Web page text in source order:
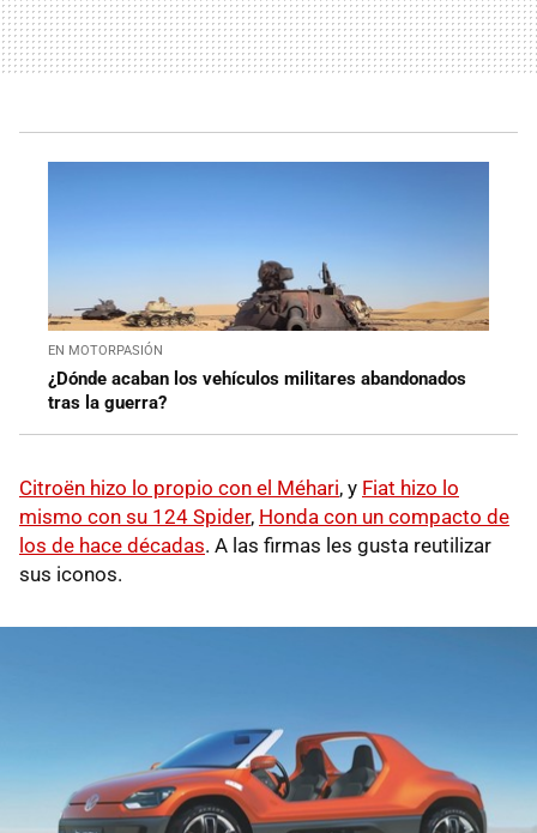
EN MOTORPASIÓN
¿Dónde acaban los vehículos militares abandonados
tras la guerra?
Citroën hizo lo propio con el Méhari, y Fiat hizo lo
mismo con su 124 Spider, Honda con un compacto de
los de hace décadas. A las firmas les gusta reutilizar
sus iconos.